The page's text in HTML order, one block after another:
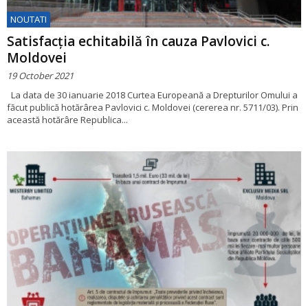
NOUTATI
Satisfacția echitabilă în cauza Pavlovici c.
Moldovei
19 October 2021
La data de 30 ianuarie 2018 Curtea Europeană a Drepturilor Omului a
făcut publică hotărârea Pavlovici c. Moldovei (cererea nr. 5711/03). Prin
această hotărâre Republica...